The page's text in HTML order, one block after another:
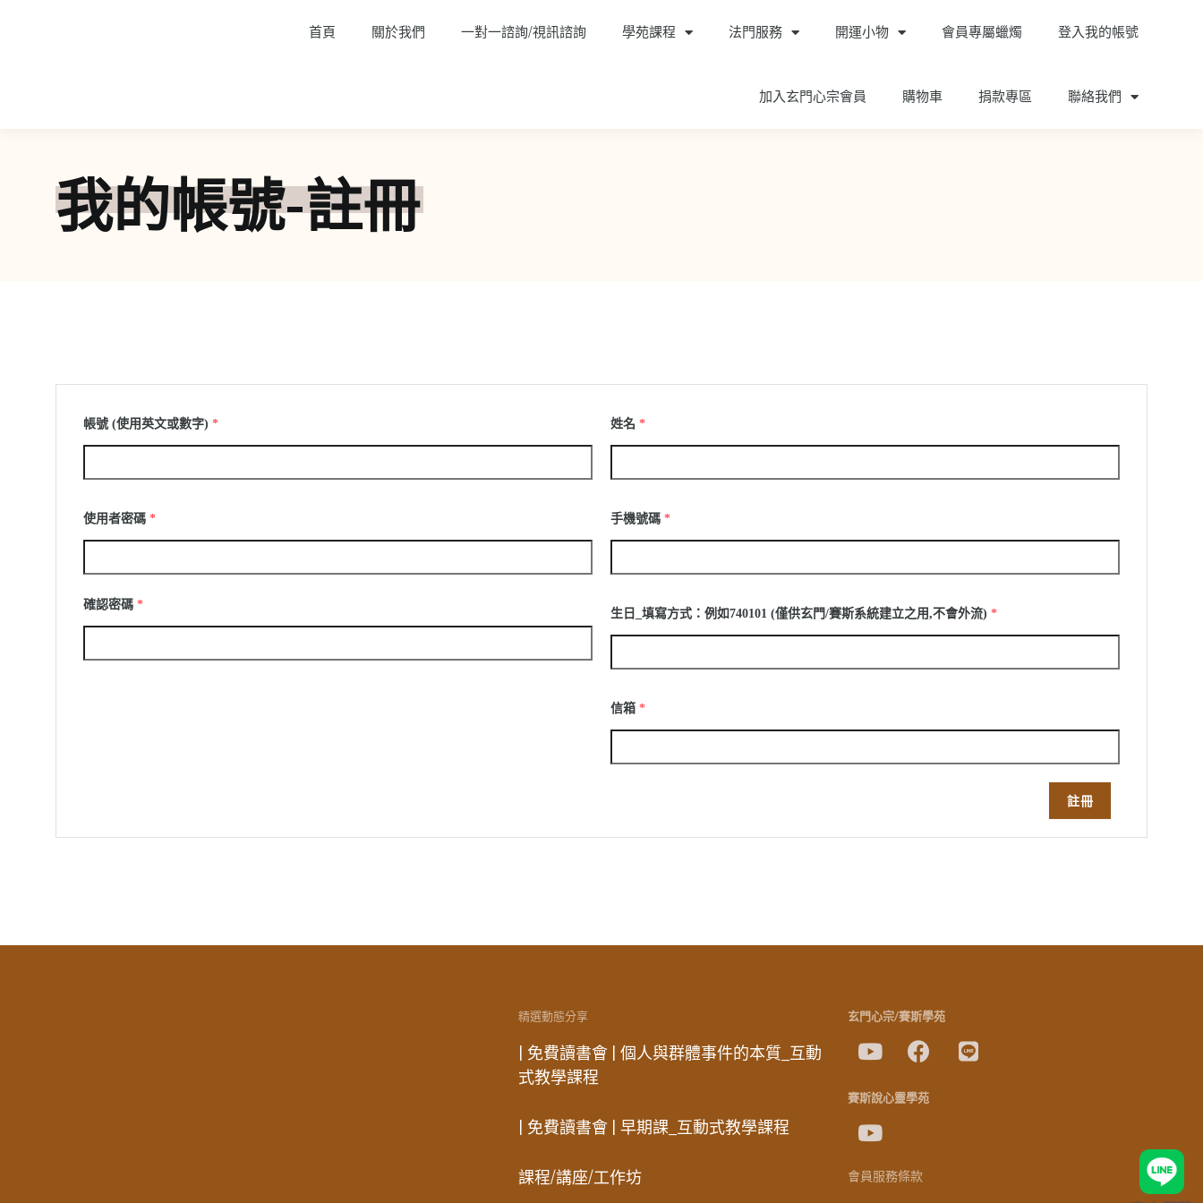
首頁 關於我們 一對一諮詢/視訊諮詢 學苑課程 法門服務 開運小物 會員專屬蠟燭 登入我的帳號
加入玄門心宗會員 購物車 捐款專區 聯絡我們
我的帳號-註冊
帳號 (使用英文或數字) *
使用者密碼 *
確認密碼 *
姓名 *
手機號碼 *
生日_填寫方式：例如740101 (僅供玄門/賽斯系統建立之用,不會外流) *
信箱 *
註冊
精選動態分享
| 免費讀書會 | 個人與群體事件的本質_互動
式教學課程
| 免費讀書會 | 早期課_互動式教學課程
課程/講座/工作坊
玄門心宗/賽斯學苑
賽斯說心靈學苑
會員服務條款